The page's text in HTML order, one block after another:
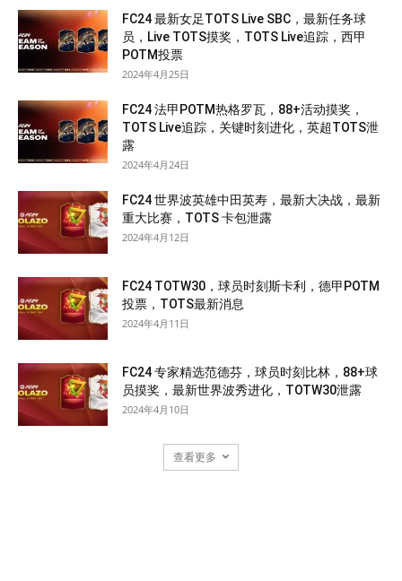
FC24 最新女足TOTS Live SBC，最新任务球
员，Live TOTS摸奖，TOTS Live追踪，西甲
POTM投票
2024年4月25日
FC24 法甲POTM热格罗瓦，88+活动摸奖，
TOTS Live追踪，关键时刻进化，英超TOTS泄
露
2024年4月24日
FC24 世界波英雄中田英寿，最新大决战，最新
重大比赛，TOTS 卡包泄露
2024年4月12日
FC24 TOTW30，球员时刻斯卡利，德甲POTM
投票，TOTS最新消息
2024年4月11日
FC24 专家精选范德芬，球员时刻比林，88+球
员摸奖，最新世界波秀进化，TOTW30泄露
2024年4月10日
查看更多